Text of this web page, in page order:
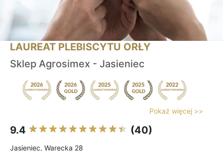
LAUREAT PLEBISCYTU ORŁY
Sklep Agrosimex - Jasieniec
Pokaż więcej >>
9.4 (40)
Jasieniec, Warecka 28